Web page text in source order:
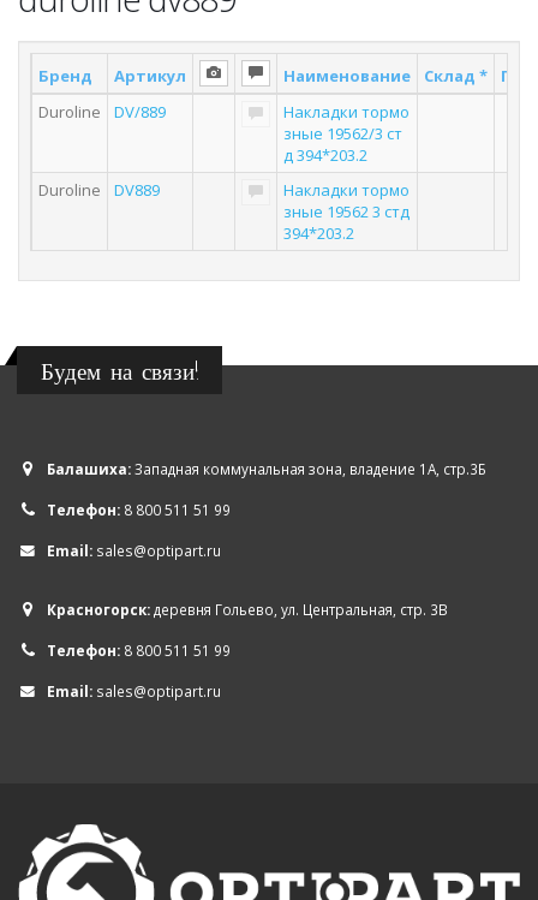
Бренд Артикул Наименование Склад *
Duroline
DV/889
Накладки тормо
зные 19562/3 ст
д 394*203.2
Duroline DV889
Накладки тормо
зные 19562 3 стд
394*203.2
Будем на связи!
Балашиха:Западная коммунальная зона, владение 1А, стр.3Б
Телефон: 8 800 511 51 99
Email: sales@optipart.ru
Красногорск:деревня Гольево, ул. Центральная, стр. 3В
Телефон: 8 800 511 51 99
Email: sales@optipart.ru